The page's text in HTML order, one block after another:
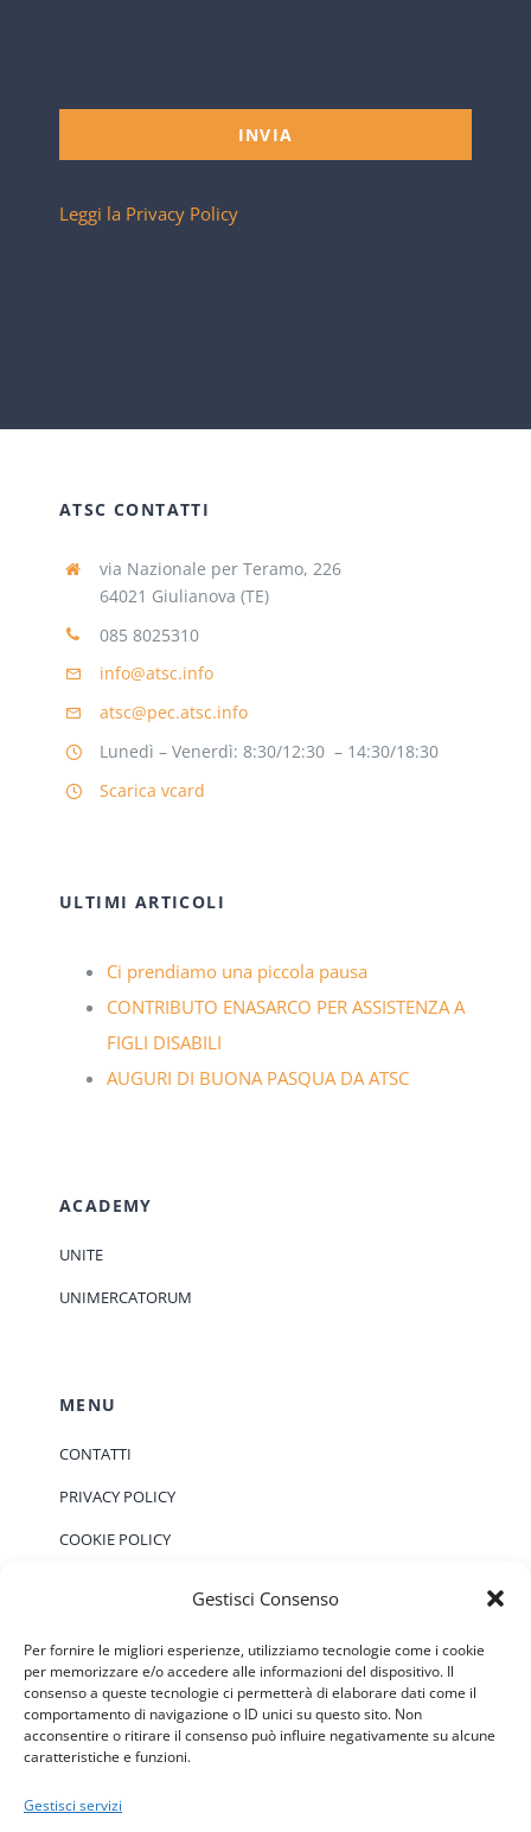
Gestisci Consenso
Per fornire le migliori esperienze, utilizziamo tecnologie come i cookie
per memorizzare e/o accedere alle informazioni del dispositivo. Il
consenso a queste tecnologie ci permetterà di elaborare dati come il
comportamento di navigazione o ID unici su questo sito. Non
acconsentire o ritirare il consenso può influire negativamente su alcune
caratteristiche e funzioni.
Gestisci servizi
INVIA
Leggi la Privacy Policy
ATSC CONTATTI
via Nazionale per Teramo, 226
64021 Giulianova (TE)
085 8025310
info@atsc.info
atsc@pec.atsc.info
Lunedì – Venerdì: 8:30/12:30 – 14:30/18:30
Scarica vcard
ULTIMI ARTICOLI
Ci prendiamo una piccola pausa
CONTRIBUTO ENASARCO PER ASSISTENZA A
FIGLI DISABILI
AUGURI DI BUONA PASQUA DA ATSC
ACADEMY
UNITE
UNIMERCATORUM
MENU
CONTATTI
PRIVACY POLICY
COOKIE POLICY
EVENTI
Notice
Non ci sono eventi previsti.